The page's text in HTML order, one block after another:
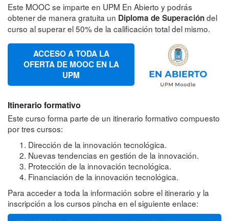
Este MOOC se imparte en UPM En Abierto y podrás
obtener de manera gratuita un Diploma de Superacióndel
curso al superar el 50% de la calificación total del mismo.
ACCESO A TODA LA
OFERTA DE MOOC EN LA
UPM
Itinerario formativo
Este curso forma parte de un itinerario formativo compuesto
por tres cursos:
Dirección de la innovación tecnológica.
Nuevas tendencias en gestión de la innovación.
Protección de la innovación tecnológica.
Financiación de la innovación tecnológica.
Para acceder a toda la información sobre el itinerario y la
inscripción a los cursos pincha en el siguiente enlace: